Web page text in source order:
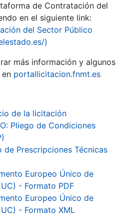
de Contratación del
en el siguiente link:
del Sector Público
)
más información y algunos
portallicitacion.fnmt.es
de la licitación
Pliego de Condiciones
de Prescripciones Técnicas
Europeo Único de
- Formato PDF
Europeo Único de
- Formato XML